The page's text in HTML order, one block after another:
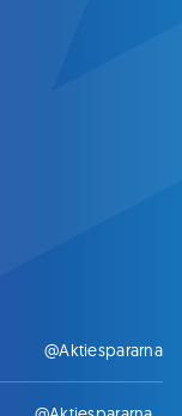
@Aktiespararna